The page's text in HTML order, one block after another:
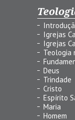
Igrejas
Igrejas
Teologia
Deus
Trindade
Cristo
Espírito
Maria
Homem